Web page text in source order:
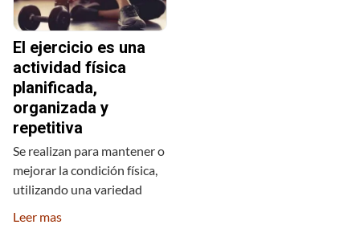
El ejercicio es una
actividad física
planificada,
organizada y
repetitiva
Se realizan para mantener o
mejorar la condición física,
utilizando una variedad
Leer mas